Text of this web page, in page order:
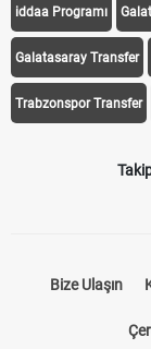
iddaa Programı
Galatasaray Transfer
Trabzonspor Transfer
Bize Ulaşın